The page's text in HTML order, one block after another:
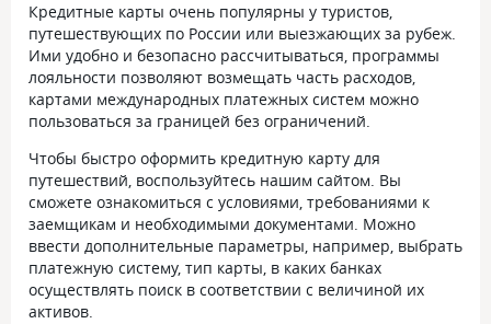
Кредитные карты очень популярны у туристов,
путешествующих по России или выезжающих за рубеж.
Ими удобно и безопасно рассчитываться, программы
лояльности позволяют возмещать часть расходов,
картами международных платежных систем можно
пользоваться за границей без ограничений.
Чтобы быстро оформить кредитную карту для
путешествий, воспользуйтесь нашим сайтом. Вы
сможете ознакомиться с условиями, требованиями к
заемщикам и необходимыми документами. Можно
ввести дополнительные параметры, например, выбрать
платежную систему, тип карты, в каких банках
осуществлять поиск в соответствии с величиной их
активов.